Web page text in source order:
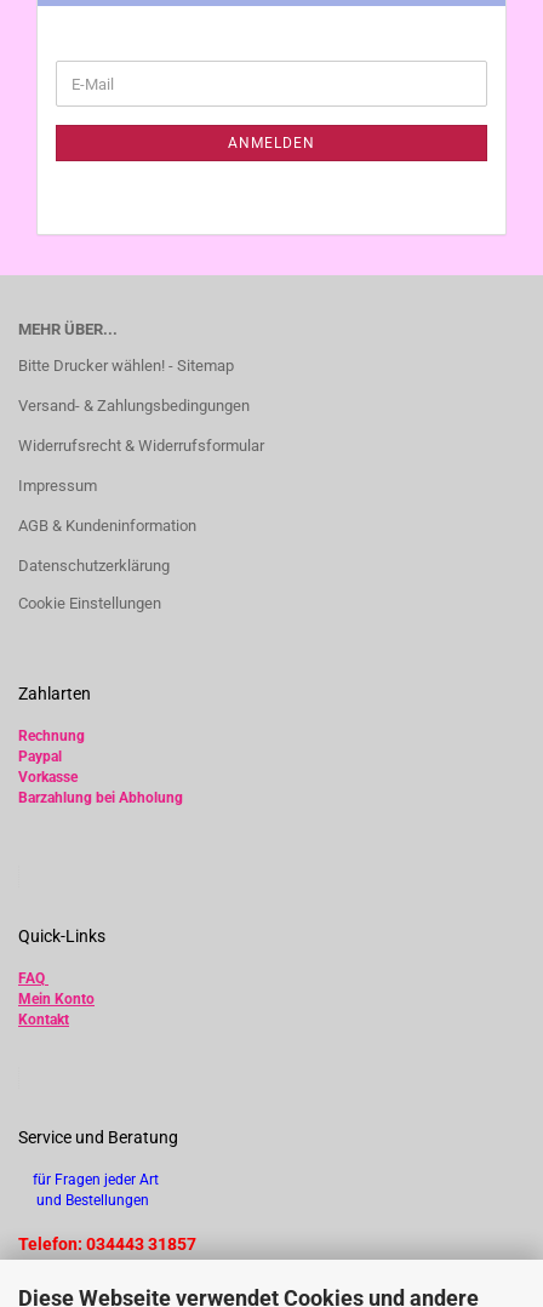
Diese Webseite verwendet Cookies und andere
ZUR
E-
Mail
ANMELDEN
MEHR ÜBER...
Bitte Drucker wählen! - Sitemap
Versand- & Zahlungsbedingungen
Widerrufsrecht & Widerrufsformular
Impressum
AGB & Kundeninformation
Datenschutzerklärung
Cookie Einstellungen
Zahlarten
Rechnung
Paypal
Vorkasse
Barzahlung bei Abholung
Quick-Links
FAQ
Mein Konto
Kontakt
Service und Beratung
für Fragen jeder Art
und Bestellungen
Telefon: 034443 31857